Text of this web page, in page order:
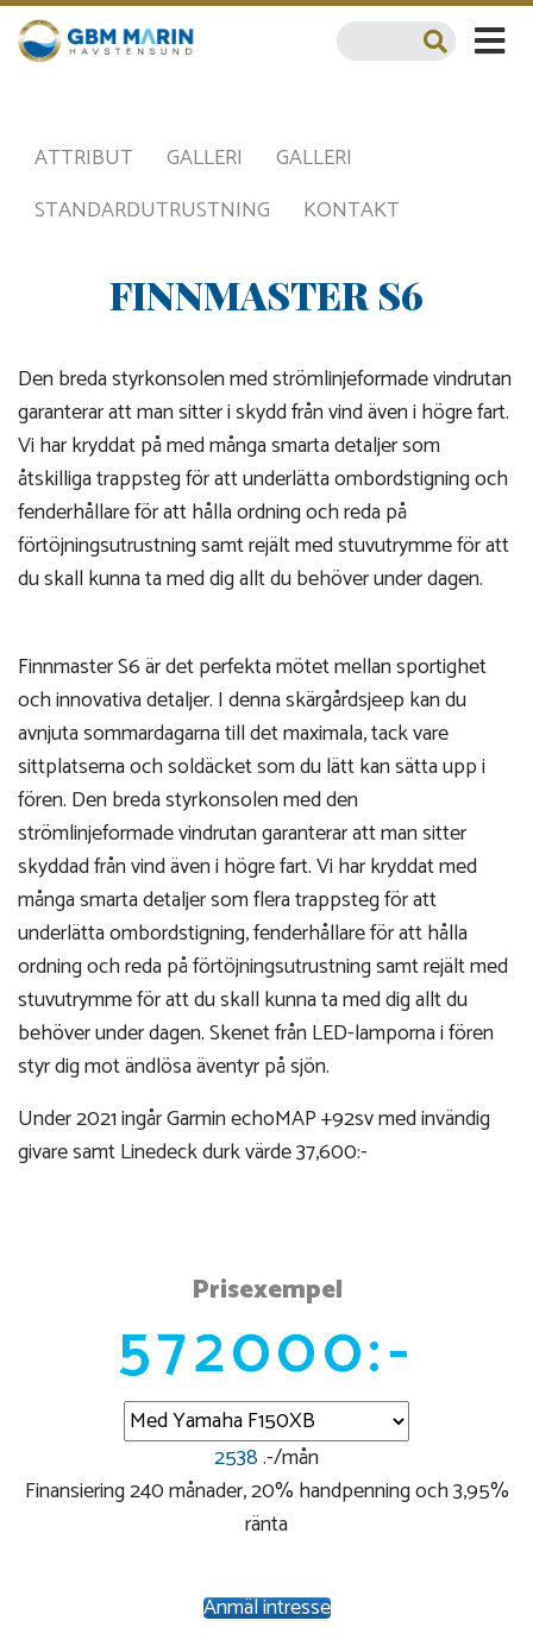
ATTRIBUT GALLERI
GALLERI
STANDARDUTRUSTNING
KONTAKT
FINNMASTER S6
Den breda styrkonsolen med strömlinjeformade vindrutan
garanterar att man sitter i skydd från vind även i högre fart.
Vi har kryddat på med många smarta detaljer som
åtskilliga trappsteg för att underlätta ombordstigning och
fenderhållare för att hålla ordning och reda på
förtöjningsutrustning samt rejält med stuvutrymme för att
du skall kunna ta med dig allt du behöver under dagen.
Finnmaster S6 är det perfekta mötet mellan sportighet
och innovativa detaljer. I denna skärgårdsjeep kan du
avnjuta sommardagarna till det maximala, tack vare
sittplatserna och soldäcket som du lätt kan sätta upp i
fören. Den breda styrkonsolen med den
strömlinjeformade vindrutan garanterar att man sitter
skyddad från vind även i högre fart. Vi har kryddat med
många smarta detaljer som flera trappsteg för att
underlätta ombordstigning, fenderhållare för att hålla
ordning och reda på förtöjningsutrustning samt rejält med
stuvutrymme för att du skall kunna ta med dig allt du
behöver under dagen. Skenet från LED-lamporna i fören
styr dig mot ändlösa äventyr på sjön.
Under 2021 ingår Garmin echoMAP +92sv med invändig
givare samt Linedeck durk värde 37,600:-
Prisexempel
572000:-
2538.-/mån
Finansiering 240 månader, 20% handpenning och 3,95%
ränta
Anmäl intresse